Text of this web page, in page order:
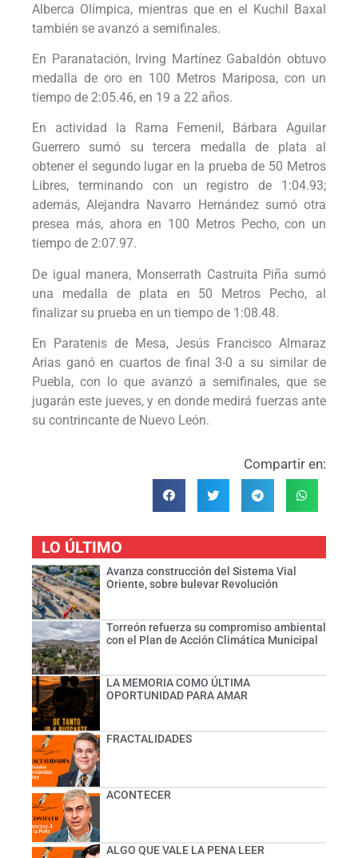
Alberca Olímpica, mientras que en el Kuchil Baxal
también se avanzó a semifinales.
En Paranatación, Irving Martínez Gabaldón obtuvo
medalla de oro en 100 Metros Mariposa, con un
tiempo de 2:05.46, en 19 a 22 años.
En actividad la Rama Femenil, Bárbara Aguilar
Guerrero sumó su tercera medalla de plata al
obtener el segundo lugar en la prueba de 50 Metros
Libres, terminando con un registro de 1:04.93;
además, Alejandra Navarro Hernández sumó otra
presea más, ahora en 100 Metros Pecho, con un
tiempo de 2:07.97.
De igual manera, Monserrath Castruita Piña sumó
una medalla de plata en 50 Metros Pecho, al
finalizar su prueba en un tiempo de 1:08.48.
En Paratenis de Mesa, Jesús Francisco Almaraz
Arias ganó en cuartos de final 3-0 a su similar de
Puebla, con lo que avanzó a semifinales, que se
jugarán este jueves, y en donde medirá fuerzas ante
su contrincante de Nuevo León.
Compartir en:
LO ÚLTIMO
Avanza construcción del Sistema Vial
Oriente, sobre bulevar Revolución
Torreón refuerza su compromiso ambiental
con el Plan de Acción Climática Municipal
LA MEMORIA COMO ÚLTIMA
OPORTUNIDAD PARA AMAR
FRACTALIDADES
ACONTECER
ALGO QUE VALE LA PENA LEER